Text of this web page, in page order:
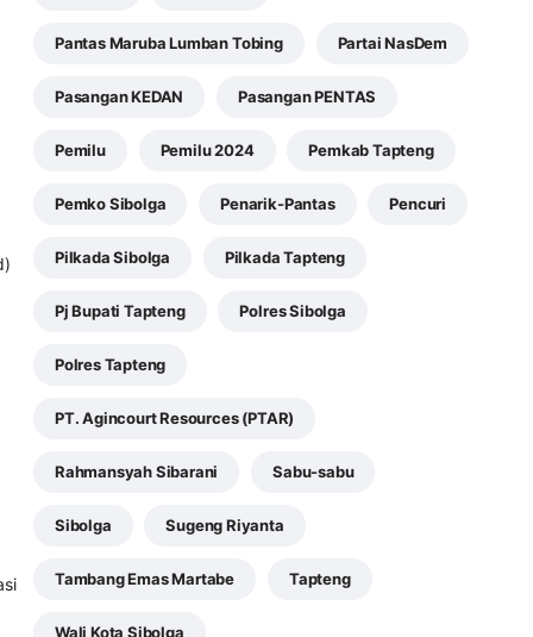
Pantas Maruba Lumban Tobing Partai NasDem
Pasangan KEDAN Pasangan PENTAS
Pemilu Pemilu 2024 Pemkab Tapteng
Pemko Sibolga Penarik-Pantas Pencuri
Pilkada Sibolga Pilkada Tapteng
Pj Bupati Tapteng Polres Sibolga
Polres Tapteng
PT. Agincourt Resources (PTAR)
Rahmansyah Sibarani Sabu-sabu
Sibolga Sugeng Riyanta
Tambang Emas Martabe Tapteng
Wali Kota Sibolga